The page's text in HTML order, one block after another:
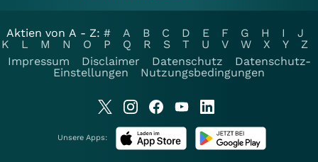
Aktien von A - Z: # A B C D E F G H I
J
K
L M N O P Q R S T U V W X Y
Z
Impressum
Disclaimer Datenschutz
Datenschutz-
Einstellungen
Nutzungsbedingungen
Unsere Apps: